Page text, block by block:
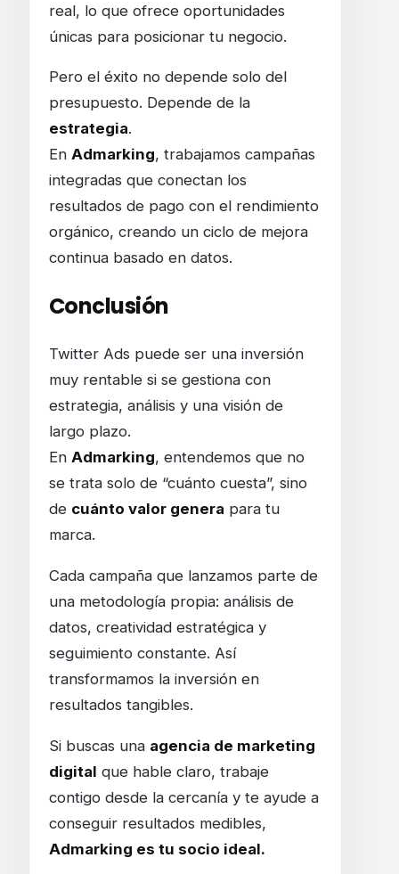
real, lo que ofrece oportunidades
únicas para posicionar tu negocio.
Pero el éxito no depende solo del
presupuesto. Depende de la
estrategia.
En Admarking, trabajamos campañas
integradas que conectan los
resultados de pago con el rendimiento
orgánico, creando un ciclo de mejora
continua basado en datos.
Conclusión
Twitter Ads puede ser una inversión
muy rentable si se gestiona con
estrategia, análisis y una visión de
largo plazo.
En Admarking, entendemos que no
se trata solo de “cuánto cuesta”, sino
de cuánto valor genera para tu
marca.
Cada campaña que lanzamos parte de
una metodología propia: análisis de
datos, creatividad estratégica y
seguimiento constante. Así
transformamos la inversión en
resultados tangibles.
Si buscas una agencia de marketing
digital que hable claro, trabaje
contigo desde la cercanía y te ayude a
conseguir resultados medibles,
Admarking es tu socio ideal.